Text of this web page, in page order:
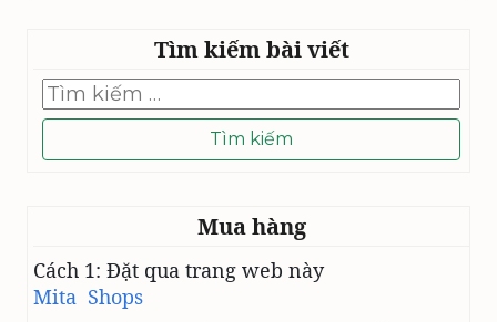
Tìm kiếm bài viết
Tìm
kiếm
cho:
Mua hàng
Cách 1: Đặt qua trang web này
Mita Shops